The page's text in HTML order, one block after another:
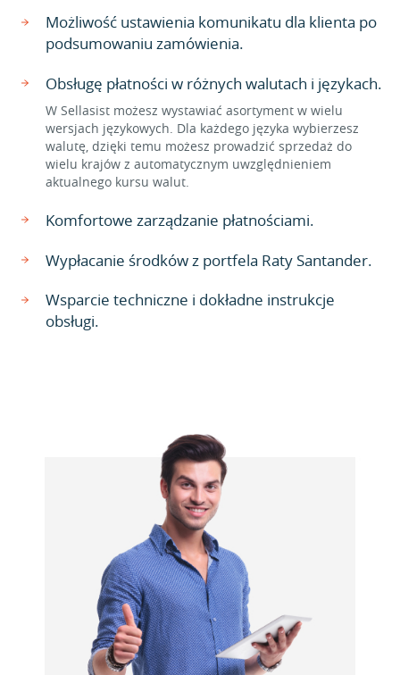
Możliwość ustawienia komunikatu dla klienta po
podsumowaniu zamówienia.
Obsługę płatności w różnych walutach i językach.
W Sellasist możesz wystawiać asortyment w wielu
wersjach językowych. Dla każdego języka wybierzesz
walutę, dzięki temu możesz prowadzić sprzedaż do
wielu krajów z automatycznym uwzględnieniem
aktualnego kursu walut.
Komfortowe zarządzanie płatnościami.
Wypłacanie środków z portfela Raty Santander.
Wsparcie techniczne i dokładne instrukcje
obsługi.